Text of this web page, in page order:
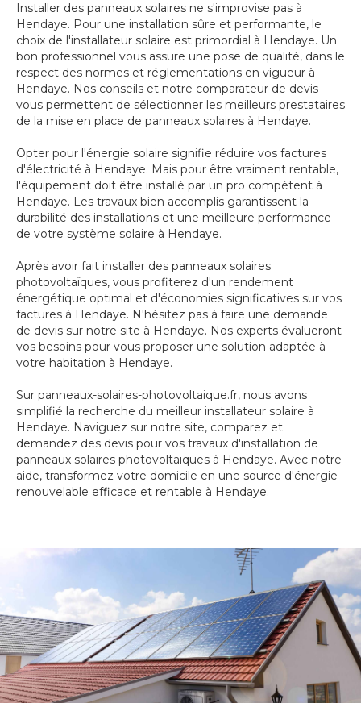
Installer des panneaux solaires ne s'improvise pas à
Hendaye. Pour une installation sûre et performante, le
choix de l'installateur solaire est primordial à Hendaye. Un
bon professionnel vous assure une pose de qualité, dans le
respect des normes et réglementations en vigueur à
Hendaye. Nos conseils et notre comparateur de devis
vous permettent de sélectionner les meilleurs prestataires
de la mise en place de panneaux solaires à Hendaye.
Opter pour l'énergie solaire signifie réduire vos factures
d'électricité à Hendaye. Mais pour être vraiment rentable,
l'équipement doit être installé par un pro compétent à
Hendaye. Les travaux bien accomplis garantissent la
durabilité des installations et une meilleure performance
de votre système solaire à Hendaye.
Après avoir fait installer des panneaux solaires
photovoltaïques, vous profiterez d'un rendement
énergétique optimal et d'économies significatives sur vos
factures à Hendaye. N'hésitez pas à faire une demande
de devis sur notre site à Hendaye. Nos experts évalueront
vos besoins pour vous proposer une solution adaptée à
votre habitation à Hendaye.
Sur panneaux-solaires-photovoltaique.fr, nous avons
simplifié la recherche du meilleur installateur solaire à
Hendaye. Naviguez sur notre site, comparez et
demandez des devis pour vos travaux d'installation de
panneaux solaires photovoltaïques à Hendaye. Avec notre
aide, transformez votre domicile en une source d'énergie
renouvelable efficace et rentable à Hendaye.